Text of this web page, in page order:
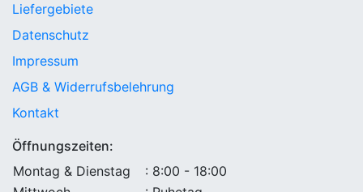
Liefergebiete
Datenschutz
Impressum
AGB & Widerrufsbelehrung
Kontakt
Öffnungszeiten:
Montag & Dienstag
: 8:00 - 18:00